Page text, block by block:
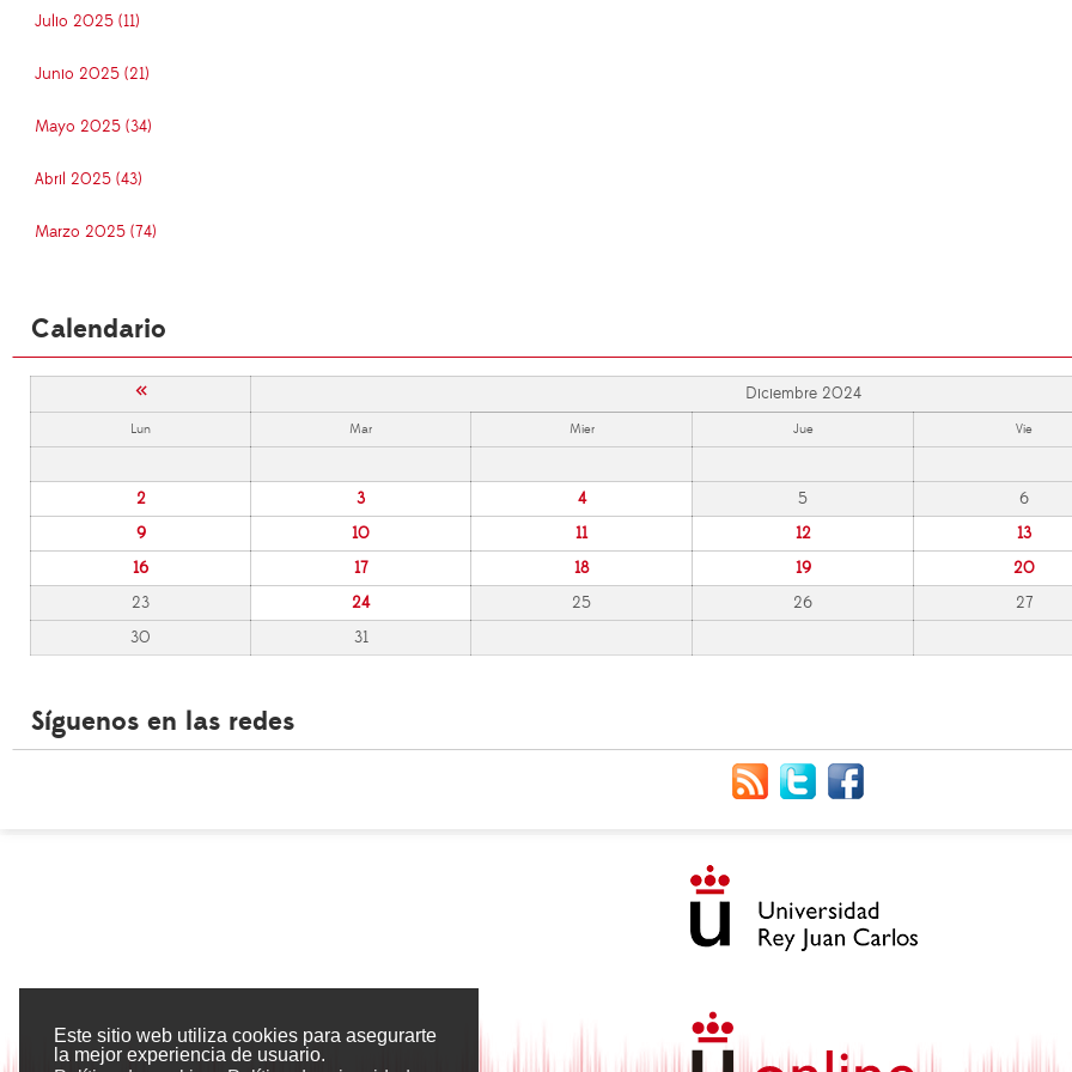
Este sitio web utiliza cookies para asegurarte
la mejor experiencia de usuario.
Julio 2025 (11)
Junio 2025 (21)
Mayo 2025 (34)
Abril 2025 (43)
Marzo 2025 (74)
Calendario
« Diciembre 2024
Lun Mar Mier Jue Vie
2
3 4 5 6
9
10 11 12 13
16
17 18 19 20
23
24 25 26 27
30
31
Síguenos en las redes